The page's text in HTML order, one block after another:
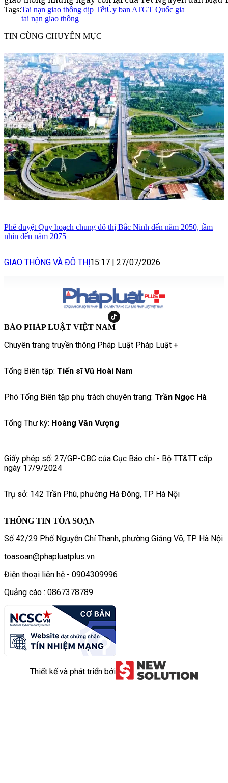
Tags:Tai nạn giao thông dịp TếtỦy ban ATGT Quốc gia
tai nạn giao thông
TIN CÙNG CHUYÊN MỤC
Phê duyệt Quy hoạch chung đô thị Bắc Ninh đến năm 2050, tầm
nhìn đến năm 2075
GIAO THÔNG VÀ ĐÔ THỊ15:17 | 27/07/2026
BÁO PHÁP LUẬT VIỆT NAM
Chuyên trang truyền thông Pháp Luật Pháp Luật +
Tổng Biên tập: Tiến sĩ Vũ Hoài Nam
Phó Tổng Biên tập phụ trách chuyên trang: Trần Ngọc Hà
Tổng Thư ký: Hoàng Văn Vượng
Giấy phép số: 27/GP-CBC của Cục Báo chí - Bộ TT&TT cấp
ngày 17/9/2024
Trụ sở: 142 Trần Phú, phường Hà Đông, TP Hà Nội
THÔNG TIN TÒA SOẠN
Số 42/29 Phố Nguyễn Chí Thanh, phường Giảng Võ, TP. Hà Nội
toasoan@phapluatplus.vn
Điện thoại liên hệ - 0904309996
Quảng cáo : 0867378789
Thiết kế và phát triển bởi